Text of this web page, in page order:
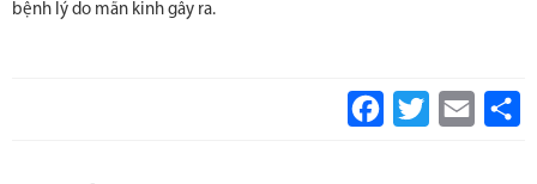
bệnh lý do mãn kinh gây ra.
Facebook
Twitter Email